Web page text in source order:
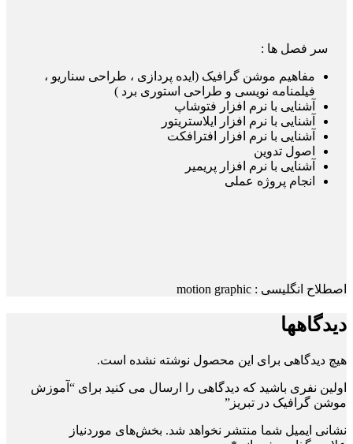
سر فصل ها :
مفاهیم موشن گرافیک (ایده پردازی ، طراحی سناریو ،
فیلمنامه نویسی و طراحی استوری برد )
آشنایی با نرم افزار فتوشاپ
آشنایی با نرم افزار ایلاستریتور
آشنایی با نرم افزار افترافکت
اصول تدوین
آشنایی با نرم افزار پریمیر
انجام پروژه عملی
اصطلاح انگلیسی : motion graphic
دیدگاهها
هیچ دیدگاهی برای این محصول نوشته نشده است.
اولین نفری باشید که دیدگاهی را ارسال می کنید برای “آموزش
موشن گرافیک در تبریز”
نشانی ایمیل شما منتشر نخواهد شد. بخش‌های موردنیاز